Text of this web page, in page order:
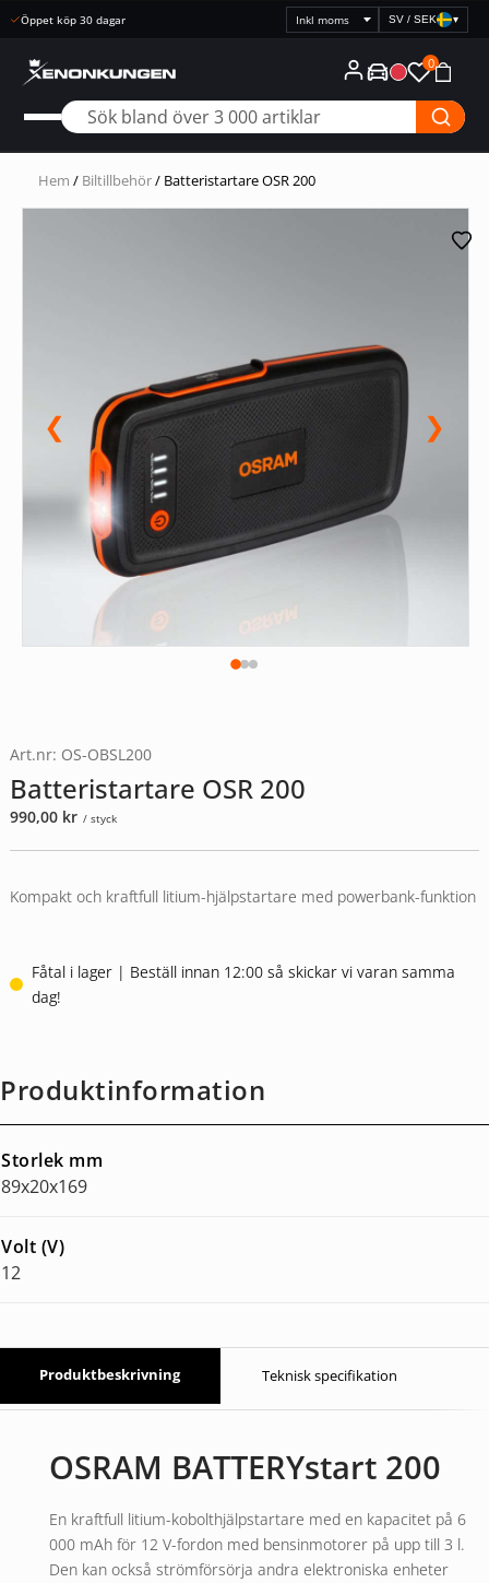
Öppet köp 30 dagar
Välj
prisvisning
SV / SEK ▾
0
Hem / Biltillbehör/ Batteristartare OSR 200
❮ ❯
Art.nr: OS-OBSL200
Batteristartare OSR 200
990,00 kr / styck
Kompakt och kraftfull litium-hjälpstartare med powerbank-funktion
Fåtal i lager | Beställ innan 12:00 så skickar vi varan samma
dag!
Produktinformation
Storlek mm
89x20x169
Volt (V)
12
Produktbeskrivning Teknisk specifikation
OSRAM BATTERYstart 200
En kraftfull litium-kobolthjälpstartare med en kapacitet på 6
000 mAh för 12 V-fordon med bensinmotorer på upp till 3 l.
Den kan också strömförsörja andra elektroniska enheter